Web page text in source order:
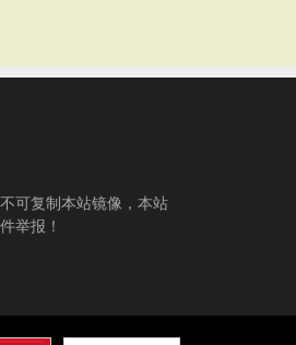
可复制本站镜像，本站
举报！